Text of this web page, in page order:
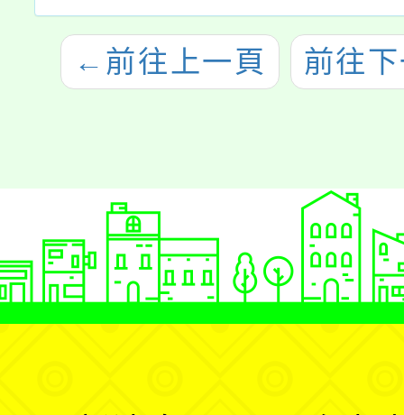
← 前往上一頁 前往